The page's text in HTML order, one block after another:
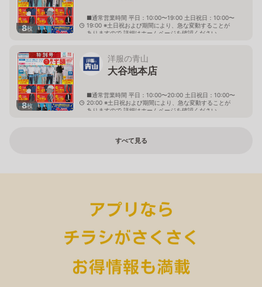
8枚
■通常営業時間 平日：10:00〜19:00 土日祝日：10:00〜
19:00 ※土日祝および期間により、急な変動することが
ありますので 詳細はホームページを確認ください
8枚
洋服の青山
大谷地本店
■通常営業時間 平日：10:00〜20:00 土日祝日：10:00〜
20:00 ※土日祝および期間により、急な変動することが
ありますので 詳細はホームページを確認ください
すべて見る